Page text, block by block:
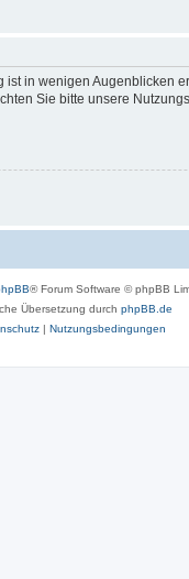
in wenigen Augenblicken
Sie bitte unsere
® Forum Software © phpBB
Übersetzung durch phpBB.de
| Nutzungsbedingungen